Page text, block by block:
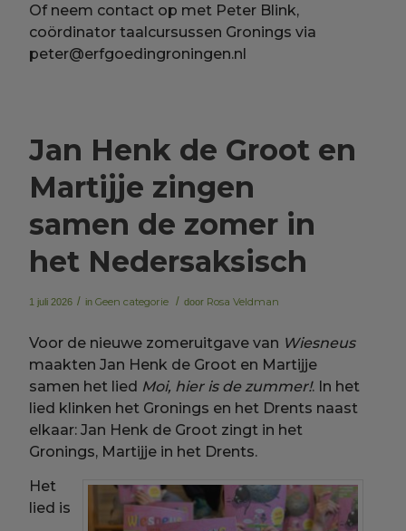
Of neem contact op met Peter Blink,
coördinator taalcursussen Gronings via
peter@erfgoedingroningen.nl
Jan Henk de Groot en
Martijje zingen
samen de zomer in
het Nedersaksisch
1 juli 2026 / inGeen categorie / door Rosa Veldman
Voor de nieuwe zomeruitgave van Wiesneus
maakten Jan Henk de Groot en Martijje
samen het lied Moi, hier is de zummer!. In het
lied klinken het Gronings en het Drents naast
elkaar: Jan Henk de Groot zingt in het
Gronings, Martijje in het Drents.
Het
lied is